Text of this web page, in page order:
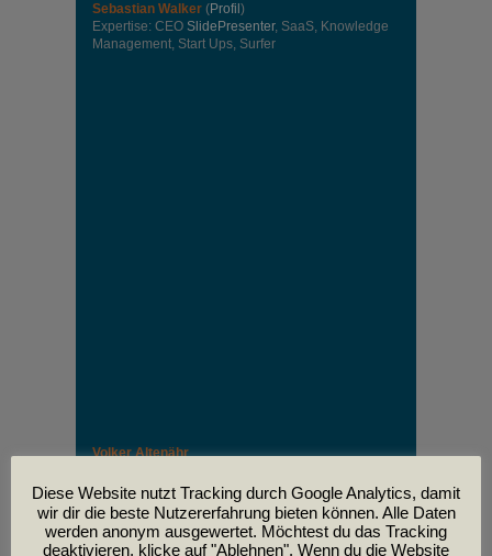
Sebastian Walker (Profil )
Expertise: CEO SlidePresenter, SaaS, Knowledge
Management, Start Ups, Surfer
Volker Altenähr
leider am
30. April im Alter von 81 Jahren verstorben.
Diese Website nutzt Tracking durch Google Analytics, damit
wir dir die beste Nutzererfahrung bieten können. Alle Daten
werden anonym ausgewertet. Möchtest du das Tracking
deaktivieren, klicke auf "Ablehnen". Wenn du die Website